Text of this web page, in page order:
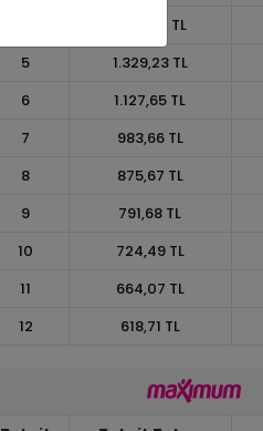
1.631,60 TL
5
1.329,23 TL
6
1.127,65 TL
7
983,66 TL
8
875,67 TL
9
791,68 TL
10
724,49 TL
11
664,07 TL
12
618,71 TL